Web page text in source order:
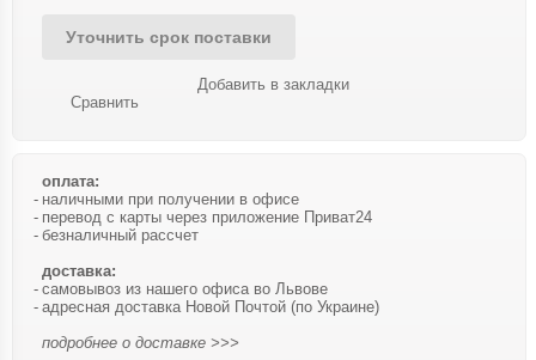
Уточнить срок поставки
Сравнить
Добавить в закладки
оплата:
наличными при получении в офисе
перевод с карты через приложение Приват24
безналичный рассчет
доставка:
самовывоз из нашего офиса во Львове
адресная доставка Новой Почтой (по Украине)
подробнее о доставке >>>